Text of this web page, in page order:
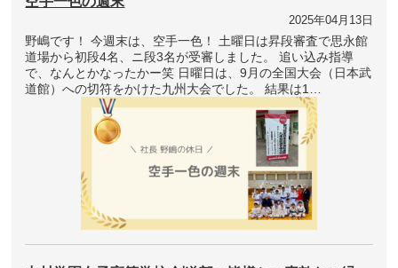
2025年04月13日
野嶋です！ 今週末は、空手一色！ 土曜日は昇段審査で思永館
道場から初段4名、ニ段3名が受審しました。 追い込み指導
で、なんとかなったかー笑 日曜日は、9月の全国大会（日本武
道館）への切符をかけた九州大会でした。 結果は1…